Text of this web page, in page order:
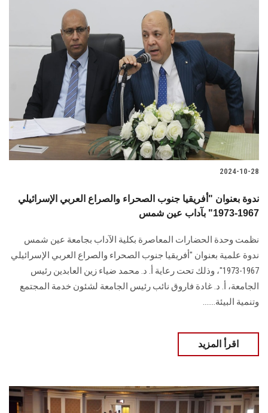
2024-10-28
ندوة بعنوان "أفريقيا جنوب الصحراء والصراع العربي الإسرائيلي
1967-1973" بآداب عين شمس
نظمت وحدة الحضارات المعاصرة بكلية الآداب بجامعة عين شمس
ندوة علمية بعنوان "أفريقيا جنوب الصحراء والصراع العربي الإسرائيلي
1967-1973"، وذلك تحت رعاية أ. د. محمد ضياء زين العابدين رئيس
الجامعة، أ. د. غادة فاروق نائب رئيس الجامعة لشئون خدمة المجتمع
وتنمية البيئة.......
اقرأ المزيد